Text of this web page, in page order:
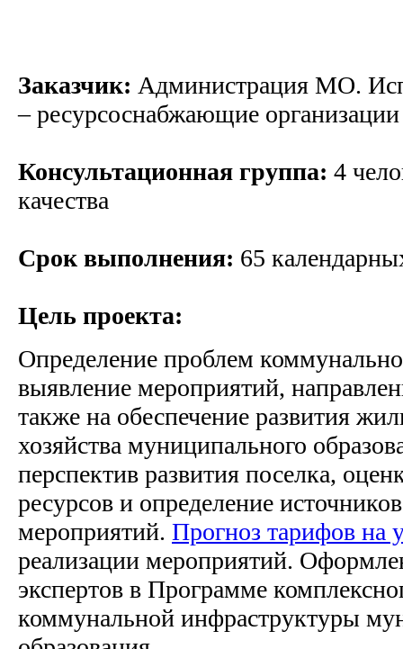
Заказчик: Администрация МО.
– ресурсоснабжающие организации
Консультационная группа: 4
качества
Срок выполнения: 65
Цель проекта:
Определение проблем
выявление мероприятий,
также на обеспечение развития
хозяйства муниципального
перспектив развития поселка,
ресурсов и определение
мероприятий. Прогноз тарифов
реализации мероприятий.
экспертов в Программе
коммунальной инфраструктуры